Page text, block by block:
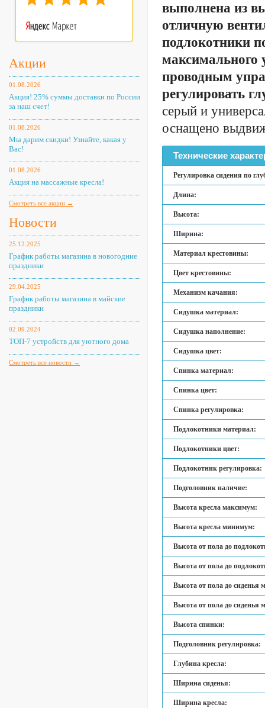
Акции
01.08.2026
Акция! 25% суммы доставки по России
за наш счет!
01.08.2026
Мы дарим скидки! Узнайте, какая у
Вас!
01.08.2026
Акция на массажные кресла!
Смотреть все акции →
Новости
25.12.2025
График работы магазина в новогодние
праздники
29.04.2025
График работы магазина в майские
праздники
02.09.2024
ТОП-7 устройств для уютного дома
Смотреть все новости →
выполнена из
отличную
подлокотники
максимального
проводным
регулировать
серый и
оснащено
Технические
Регулировка сидения по
Длина:
Высота:
Ширина:
Материал крестовины:
Цвет крестовины:
Механизм качания:
Сидушка материал:
Сидушка наполнение:
Сидушка цвет:
Спинка материал:
Спинка цвет:
Спинка регулировка:
Подлокотники материал:
Подлокотники цвет:
Подлокотник регулировка:
Подголовник наличие:
Высота кресла максимум:
Высота кресла минимум:
Высота от пола до
Высота от пола до
Высота от пола до сиденья
Высота от пола до сиденья
Высота спинки:
Подголовник регулировка:
Глубина кресла:
Ширина сиденья:
Ширина кресла: